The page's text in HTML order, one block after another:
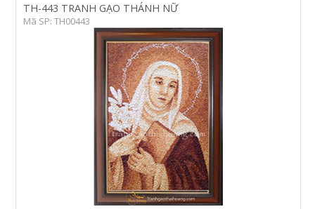
TH-443 TRANH GẠO THÁNH NỮ
Mã SP: TH00443